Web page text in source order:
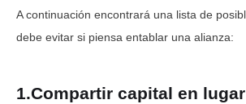
A continuación encontrará una lista de
debe evitar si piensa entablar una alianza:
1.Compartir capital en